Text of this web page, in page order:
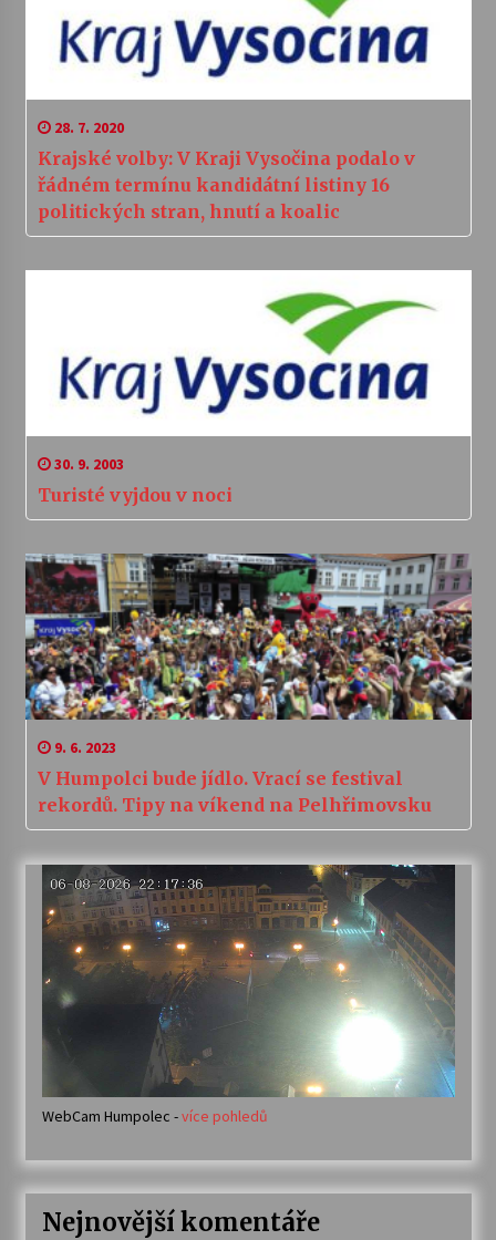
28. 7. 2020
Krajské volby: V Kraji Vysočina podalo v
řádném termínu kandidátní listiny 16
politických stran, hnutí a koalic
30. 9. 2003
Turisté vyjdou v noci
9. 6. 2023
V Humpolci bude jídlo. Vrací se festival
rekordů. Tipy na víkend na Pelhřimovsku
WebCam Humpolec -více pohledů
Nejnovější komentáře